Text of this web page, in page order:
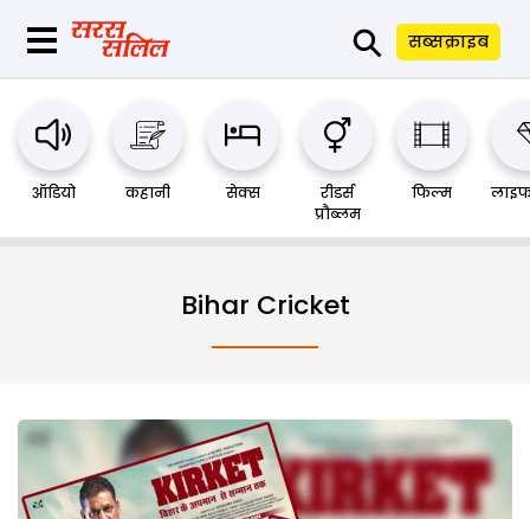
⚲ सब्सक्राइब
ऑडियो कहानी सेक्स
रीडर्स
प्रौब्लम
फिल्म
Bihar Cricket